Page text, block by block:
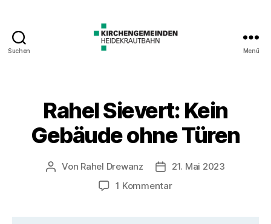
Suchen Menü
Rahel Sievert: Kein
Gebäude ohne Türen
Beitragsautor
Von Rahel Drewanz Veröffentlichungsdatum
21. Mai 2023
1 Kommentarzu